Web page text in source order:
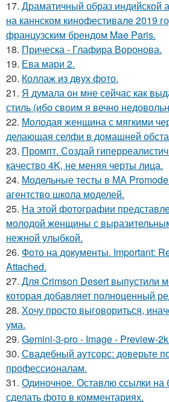
17. Драматичный образ индийской
на каннском кинофестивале 2019
французским брендом Mae Paris.
18. Прическа - Глафира Воронова.
19. Ева мари 2.
20. Коллаж из двух фото.
21. Я думала он мне сейчас как
стиль (ибо своим я вечно
22. Молодая женщина с мягкими
делающая селфи в домашней
23. Промпт. Создай
качество 4K, не меняя черты лица.
24. Модельные тесты в МА
агентство школа моделей.
25. На этой фотографии
молодой женщины с
нежной улыбкой.
26. Фото на документы. Important:
Attached.
27. Для Crimson Desert выпустили
которая добавляет полноценный
28. Хочу просто выговориться,
ума.
29. Gemini-3-pro - Image - Preview-
30. Свадебный аутсорс: доверьте
профессионалам.
31. Одиночное. Оставлю ссылки на
сделать фото в комментариях.